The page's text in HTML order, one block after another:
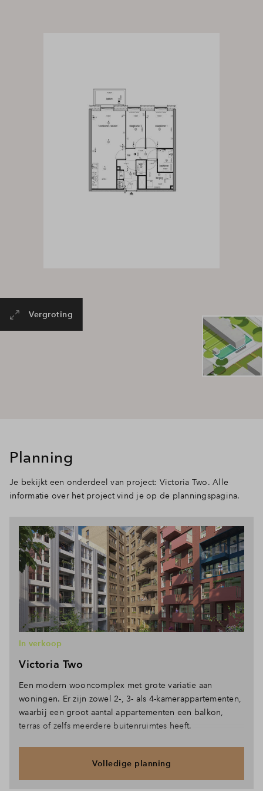
Vergroting
Planning
Je bekijkt een onderdeel van project: Victoria Two. Alle
informatie over het project vind je op de planningspagina.
Victoria Two
In verkoop
Een modern wooncomplex met grote variatie aan
woningen. Er zijn zowel 2-, 3- als 4-kamerappartementen,
waarbij een groot aantal appartementen een balkon,
terras of zelfs meerdere buitenruimtes heeft.
Volledige planning